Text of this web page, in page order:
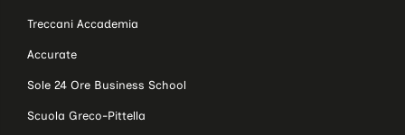
Treccani Accademia
Accurate
Sole 24 Ore Business School
Scuola Greco-Pittella